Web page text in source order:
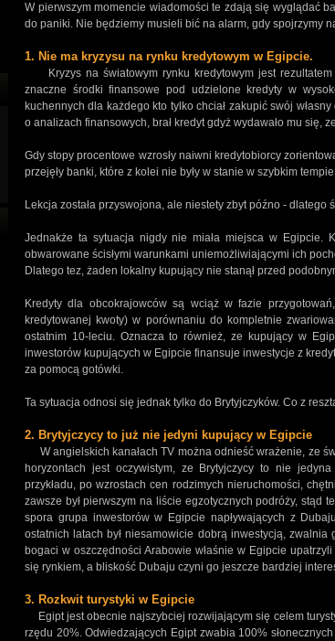
W pierwszym momencie wiadomości te zdają się wyglądać
do paniki. Nie będziemy musieli bić na alarm, gdy spojrzymy
1. Nie ma kryzysu na rynku kredytowym w Egipcie.
Kryzys na światowym rynku kredytowym jest rezultatem
znaczne środki finansowe pod udzielone kredyty w
kuchennych dla każdego kto tylko chciał zakupić swój
o analizach finansowych, brał kredyt gdyż wydawało mu się,
Gdy stopy procentowe wzrosły naiwni kredytobiorcy
przejęły banki, które z kolei nie były w stanie w szybkim
Lekcja została przyswojona, ale niestety zbyt późno -
Jednakże ta sytuacja nigdy nie miała miejsca w Egipcie.
obwarowane ścisłymi warunkami uniemożliwiającymi ich
Dlatego tez, żaden lokalny kupujący nie stanął przed
Kredyty dla obcokrajowców są wciąż w fazie
kredytowanej kwoty) w porównaniu do kompletnie
ostatnim 10-leciu. Oznacza to również, ze kupujący w
inwestorów kupujących w Egipcie finansuje inwestycje z
za pomocą gotówki.
Ta sytuacja odnosi się jednak tylko do Brytyjczyków. Co z
2. Brytyjczycy to już nie jedyni kupujący w Egipcie
W angielskich kanałach TV można odnieść wrażenie, ze
horyzontach jest oczywistym, ze Brytyjczycy to nie
przykładu, po wzrostach cen rodzimych nieruchomości,
zawsze był pierwszym na liście egzotycznych podróży, stąd
spora grupa inwestorów w Egipcie napływających z
ostatnich latach był niesamowicie dobrą inwestycją,
bogaci w oszczędności Arabowie właśnie w Egipcie
się rynkiem, a bliskość Dubaju czyni go jeszcze bardziej
3. Rozkwit turystyki w Egipcie
Egipt jest obecnie najszybciej rozwijającym się celem
rzędu 20%. Odwiedzających Egipt zwabia 100%